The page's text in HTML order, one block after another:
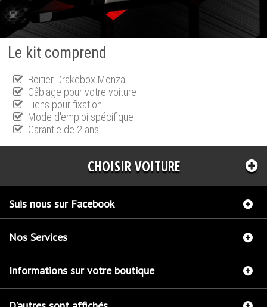
Le kit comprend
Boitier Drakebox Monza
Câblage pour votre voiture
Liens pour fixation
Mode d'emploi spécifique
Garantie de 2 ans
CHOISIR VOITURE
Suis nous sur Facebook
Nos Services
Informations sur votre boutique